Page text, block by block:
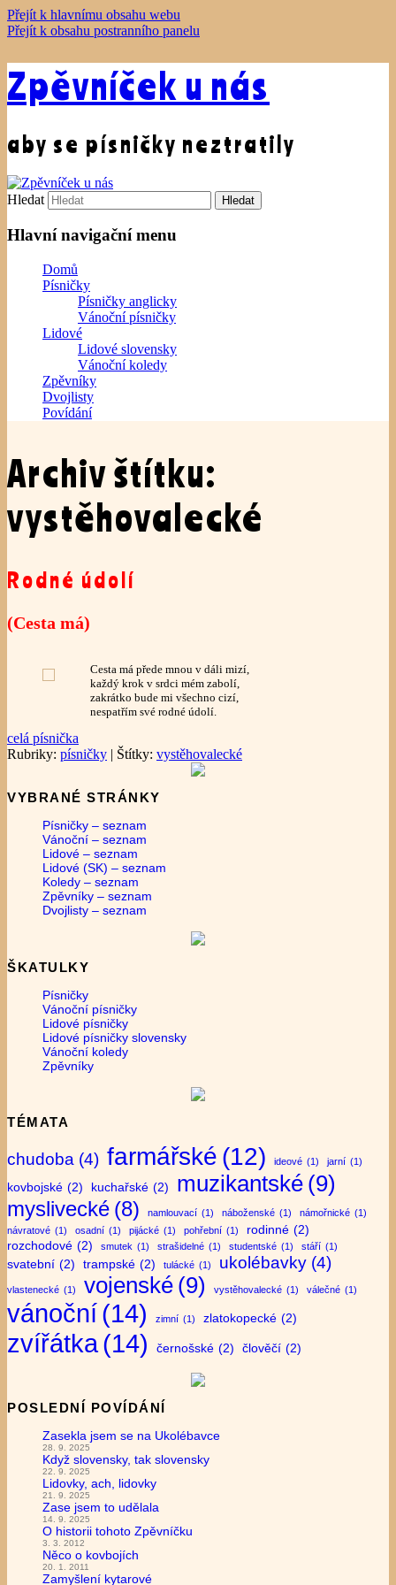
Přejít k hlavnímu obsahu webu
Přejít k obsahu postranního panelu
Zpěvníček u nás
aby se písničky neztratily
Hledat
Hlavní navigační menu
Domů
Písničky
Písničky anglicky
Vánoční písničky
Lidové
Lidové slovensky
Vánoční koledy
Zpěvníky
Dvojlisty
Povídání
Archiv štítku:
vystěhovalecké
Rodné údolí
(Cesta má)
Cesta má přede mnou v dáli mizí,
každý krok v srdci mém zabolí,
zakrátko bude mi všechno cizí,
nespatřím své rodné údolí.
celá písnička
Rubriky: písničky | Štítky: vystěhovalecké
VYBRANÉ STRÁNKY
Písničky – seznam
Vánoční – seznam
Lidové – seznam
Lidové (SK) – seznam
Koledy – seznam
Zpěvníky – seznam
Dvojlisty – seznam
ŠKATULKY
Písničky
Vánoční písničky
Lidové písničky
Lidové písničky slovensky
Vánoční koledy
Zpěvníky
TÉMATA
chudoba (4) farmářské (12) ideové (1) jarní (1)
kovbojské (2) kuchařské (2) muzikantské (9)
myslivecké (8) namlouvací (1) náboženské (1) námořnické (1)
návratové (1) osadní (1) pijácké (1) pohřební (1) rodinné (2)
rozchodové (2) smutek (1) strašidelné (1) studentské (1) stáří (1)
svatební (2) trampské (2) tulácké (1) ukolébavky (4)
vlastenecké (1) vojenské (9) vystěhovalecké (1) válečné (1)
vánoční(14) zimní (1) zlatokopecké (2)
zvířátka(14) černošské (2) člověčí (2)
POSLEDNÍ POVÍDÁNÍ
Zasekla jsem se na Ukolébavce
28. 9. 2025
Když slovensky, tak slovensky
22. 9. 2025
Lidovky, ach, lidovky
21. 9. 2025
Zase jsem to udělala
14. 9. 2025
O historii tohoto Zpěvníčku
3. 3. 2012
Něco o kovbojích
20. 1. 2011
Zamyšlení kytarové